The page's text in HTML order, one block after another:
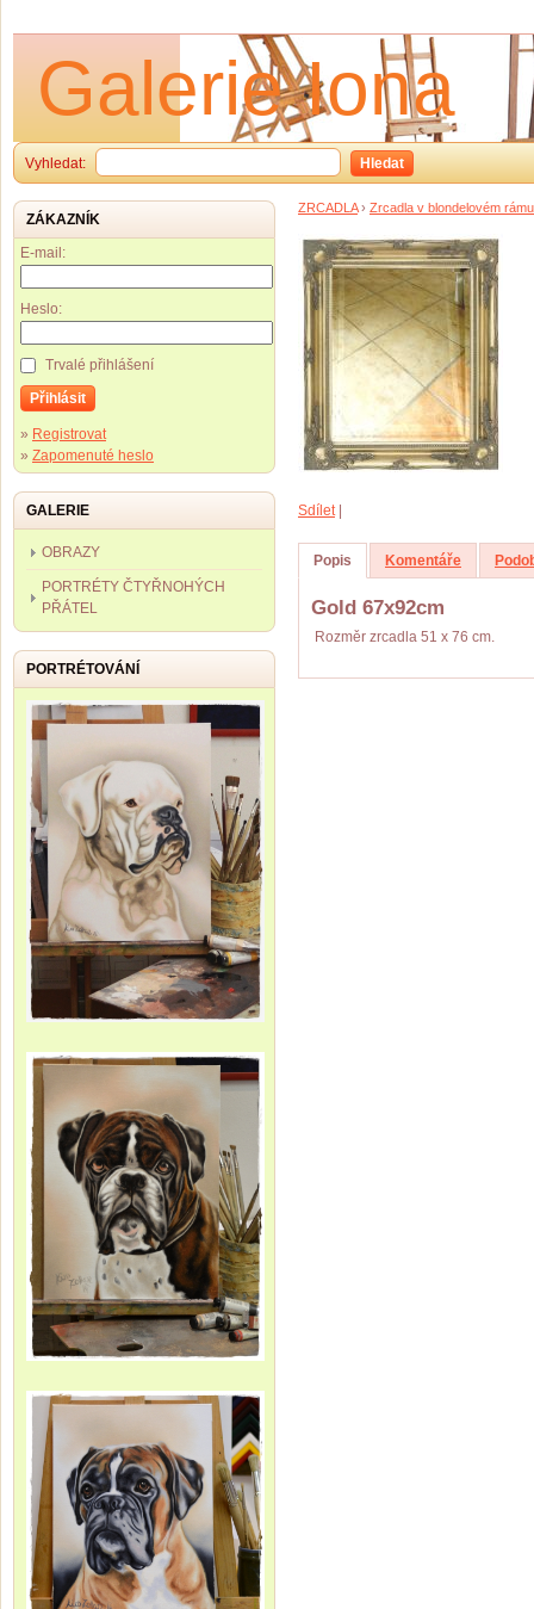
Galerie Iona
Vyhledat: Hledat
ZRCADLA › Zrcadla v blondelovém rámu
Sdílet
Popis Komentáře
Gold 67x92cm
Rozměr zrcadla 51 x 76 cm.
ZÁKAZNÍK
E-mail:
Heslo:
Trvalé přihlášení
Přihlásit
» Registrovat
» Zapomenuté heslo
GALERIE
OBRAZY
PORTRÉTY ČTYŘNOHÝCH
PŘÁTEL
PORTRÉTOVÁNÍ